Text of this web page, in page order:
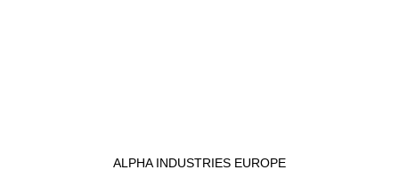
ALPHA INDUSTRIES EUROPE